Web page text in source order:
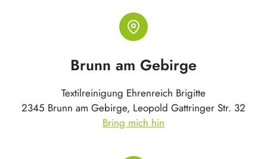
Brunn am Gebirge
Textilreinigung Ehrenreich Brigitte
2345 Brunn am Gebirge, Leopold Gattringer Str. 32
Bring mich hin